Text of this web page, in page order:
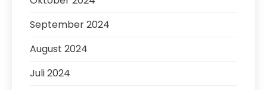
September 2024
August 2024
Juli 2024